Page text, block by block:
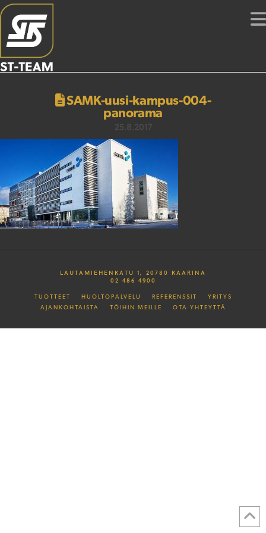
SAMK-uusi-kampus-004-
panorama
LAUTAMIEHENKATU 1, 20780 KAARINA
02 486 4900
TUOTTEET HUOLTOPALVELU REFERENSSIT
YRITYS
AJANKOHTAISTA
TÖIHIN MEILLE OTA YHTEYTTÄ